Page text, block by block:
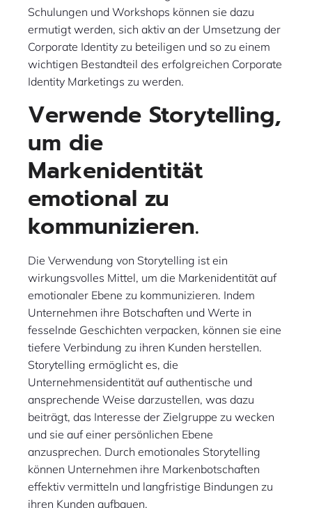
Schulungen und Workshops können sie dazu
ermutigt werden, sich aktiv an der Umsetzung der
Corporate Identity zu beteiligen und so zu einem
wichtigen Bestandteil des erfolgreichen Corporate
Identity Marketings zu werden.
Verwende Storytelling,
um die
Markenidentität
emotional zu
kommunizieren.
Die Verwendung von Storytelling ist ein
wirkungsvolles Mittel, um die Markenidentität auf
emotionaler Ebene zu kommunizieren. Indem
Unternehmen ihre Botschaften und Werte in
fesselnde Geschichten verpacken, können sie eine
tiefere Verbindung zu ihren Kunden herstellen.
Storytelling ermöglicht es, die
Unternehmensidentität auf authentische und
ansprechende Weise darzustellen, was dazu
beiträgt, das Interesse der Zielgruppe zu wecken
und sie auf einer persönlichen Ebene
anzusprechen. Durch emotionales Storytelling
können Unternehmen ihre Markenbotschaften
effektiv vermitteln und langfristige Bindungen zu
ihren Kunden aufbauen.